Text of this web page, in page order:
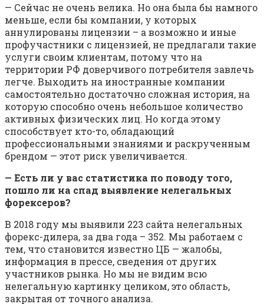
— Сейчас не очень велика. Но она была бы намного
меньше, если бы компании, у которых
аннулированы лицензии – а возможно и иные
профучастники с лицензией, не предлагали такие
услуги своим клиентам, потому что на
территории РФ доверчивого потребителя завлечь
легче. Выходить на иностранные компании
самостоятельно достаточно сложная история, на
которую способно очень небольшое количество
активных физических лиц. Но когда этому
способствует кто-то, обладающий
профессиональными знаниями и раскрученным
брендом — этот риск увеличивается.
— Есть ли у вас статистика по поводу того,
пошло ли на спад выявление нелегальных
форексеров?
В 2018 году мы выявили 223 сайта нелегальных
форекс-дилера, за два года – 352. Мы работаем с
тем, что становится известно ЦБ — жалобы,
информация в прессе, сведения от других
участников рынка. Но мы не видим всю
нелегальную картинку целиком, это область,
закрытая от точного анализа.